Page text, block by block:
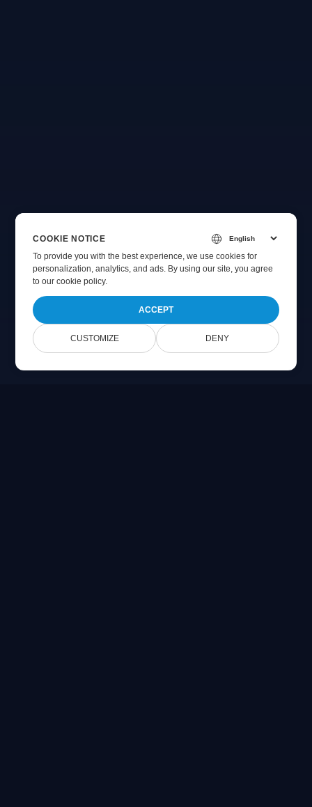
COOKIE NOTICE
To provide you with the best experience, we use cookies for
personalization, analytics, and ads. By using our site, you agree
toour cookie policy.
ACCEPT
CUSTOMIZE DENY